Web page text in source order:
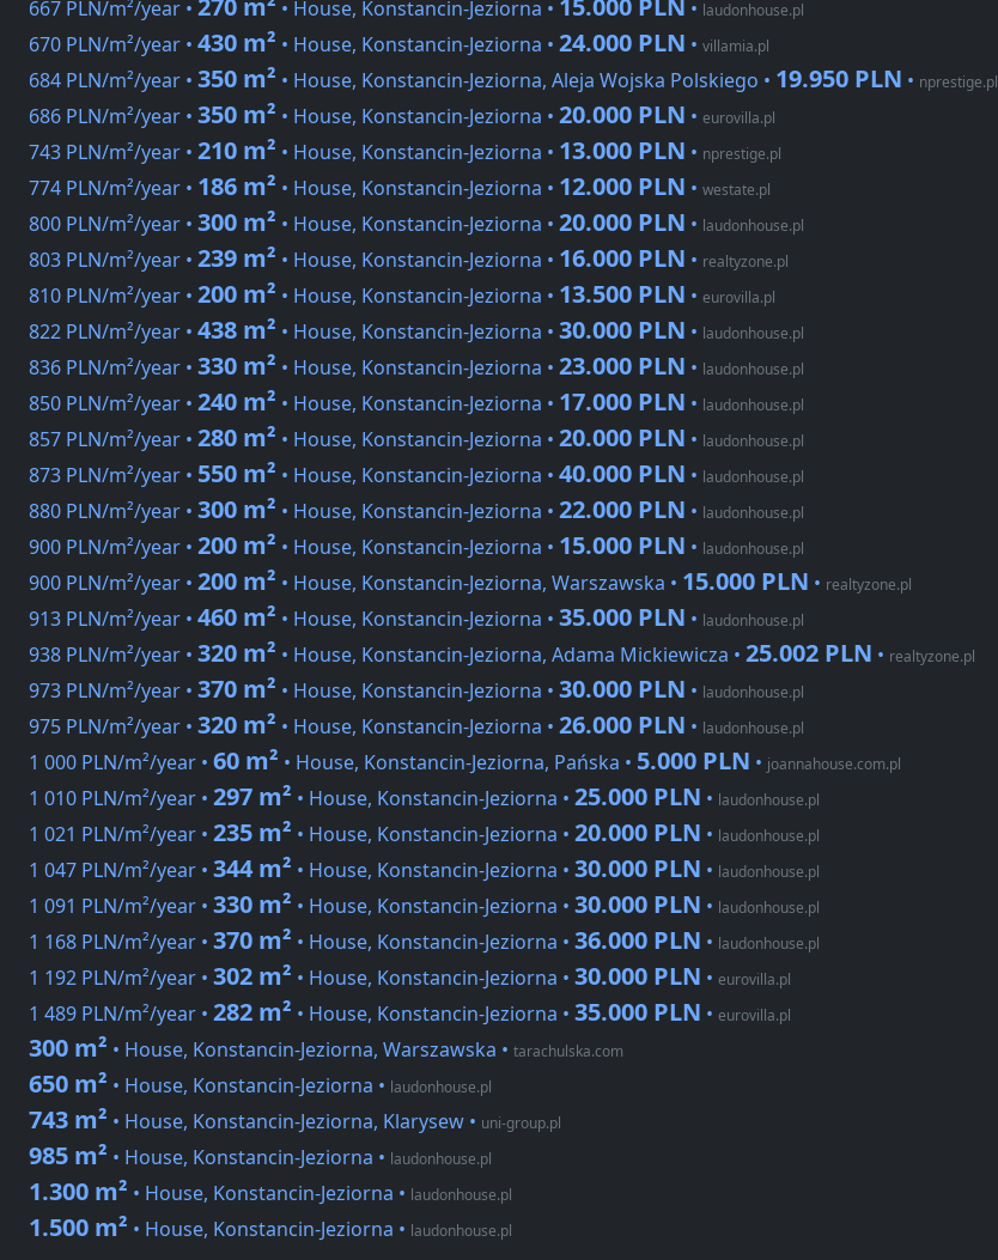
667 PLN/m²/year • 270 m² • House, Konstancin-Jeziorna • 15.000 PLN • laudonhouse.pl
670 PLN/m²/year • 430 m² • House, Konstancin-Jeziorna • 24.000 PLN • villamia.pl
684 PLN/m²/year • 350 m² • House, Konstancin-Jeziorna, Aleja Wojska Polskiego • 19.950 PLN • nprestige.pl
686 PLN/m²/year • 350 m² • House, Konstancin-Jeziorna • 20.000 PLN • eurovilla.pl
743 PLN/m²/year • 210 m² • House, Konstancin-Jeziorna • 13.000 PLN • nprestige.pl
774 PLN/m²/year • 186 m² • House, Konstancin-Jeziorna • 12.000 PLN • westate.pl
800 PLN/m²/year • 300 m² • House, Konstancin-Jeziorna • 20.000 PLN • laudonhouse.pl
803 PLN/m²/year • 239 m² • House, Konstancin-Jeziorna • 16.000 PLN • realtyzone.pl
810 PLN/m²/year • 200 m² • House, Konstancin-Jeziorna • 13.500 PLN • eurovilla.pl
822 PLN/m²/year • 438 m² • House, Konstancin-Jeziorna • 30.000 PLN • laudonhouse.pl
836 PLN/m²/year • 330 m² • House, Konstancin-Jeziorna • 23.000 PLN • laudonhouse.pl
850 PLN/m²/year • 240 m² • House, Konstancin-Jeziorna • 17.000 PLN • laudonhouse.pl
857 PLN/m²/year • 280 m² • House, Konstancin-Jeziorna • 20.000 PLN • laudonhouse.pl
873 PLN/m²/year • 550 m² • House, Konstancin-Jeziorna • 40.000 PLN • laudonhouse.pl
880 PLN/m²/year • 300 m² • House, Konstancin-Jeziorna • 22.000 PLN • laudonhouse.pl
900 PLN/m²/year • 200 m² • House, Konstancin-Jeziorna • 15.000 PLN • laudonhouse.pl
900 PLN/m²/year • 200 m² • House, Konstancin-Jeziorna, Warszawska • 15.000 PLN • realtyzone.pl
913 PLN/m²/year • 460 m² • House, Konstancin-Jeziorna • 35.000 PLN • laudonhouse.pl
938 PLN/m²/year • 320 m² • House, Konstancin-Jeziorna, Adama Mickiewicza • 25.002 PLN • realtyzone.pl
973 PLN/m²/year • 370 m² • House, Konstancin-Jeziorna • 30.000 PLN • laudonhouse.pl
975 PLN/m²/year • 320 m² • House, Konstancin-Jeziorna • 26.000 PLN • laudonhouse.pl
1 000 PLN/m²/year • 60 m² • House, Konstancin-Jeziorna, Pańska • 5.000 PLN • joannahouse.com.pl
1 010 PLN/m²/year • 297 m² • House, Konstancin-Jeziorna • 25.000 PLN • laudonhouse.pl
1 021 PLN/m²/year • 235 m² • House, Konstancin-Jeziorna • 20.000 PLN • laudonhouse.pl
1 047 PLN/m²/year • 344 m² • House, Konstancin-Jeziorna • 30.000 PLN • laudonhouse.pl
1 091 PLN/m²/year • 330 m² • House, Konstancin-Jeziorna • 30.000 PLN • laudonhouse.pl
1 168 PLN/m²/year • 370 m² • House, Konstancin-Jeziorna • 36.000 PLN • laudonhouse.pl
1 192 PLN/m²/year • 302 m² • House, Konstancin-Jeziorna • 30.000 PLN • eurovilla.pl
1 489 PLN/m²/year • 282 m² • House, Konstancin-Jeziorna • 35.000 PLN • eurovilla.pl
300 m² • House, Konstancin-Jeziorna, Warszawska • tarachulska.com
650 m² • House, Konstancin-Jeziorna • laudonhouse.pl
743 m² • House, Konstancin-Jeziorna, Klarysew • uni-group.pl
985 m² • House, Konstancin-Jeziorna • laudonhouse.pl
1.300 m² • House, Konstancin-Jeziorna • laudonhouse.pl
1.500 m² • House, Konstancin-Jeziorna • laudonhouse.pl